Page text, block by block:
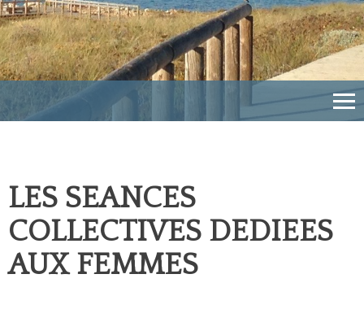
LES SEANCES
COLLECTIVES DEDIEES
AUX FEMMES